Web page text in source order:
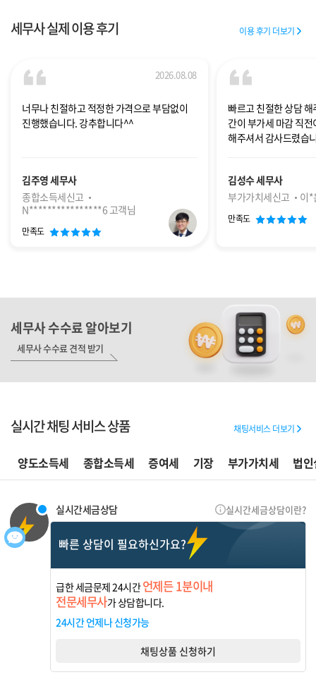
세무사 실제 이용 후기
2026.08.08
너무나 친절하고 적정한 가격으로 부담없이
진행했습니다. 강추합니다^^
김주영 세무사
종합소득세신고
N****************6 고객님
만족도
빠르고 친절한 상담
간이 부가세 마감 직
해주셔서 감사드렸습
김성수 세무사
부가가치세신고
이*
만족도
이용 후기 더보기
세무사 수수료 알아보기
세무사 수수료 견적 받기
실시간 채팅 서비스 상품
양도소득세 종합소득세 증여세 기장 부가가치세 법
실시간세금상담 실시간세금상담이란?
빠른 상담이 필요하신가요?
급한 세금문제 24시간언제든 1분이내
전문세무사가 상담합니다.
24시간 언제나 신청가능
채팅상품 신청하기
채팅서비스 더보기